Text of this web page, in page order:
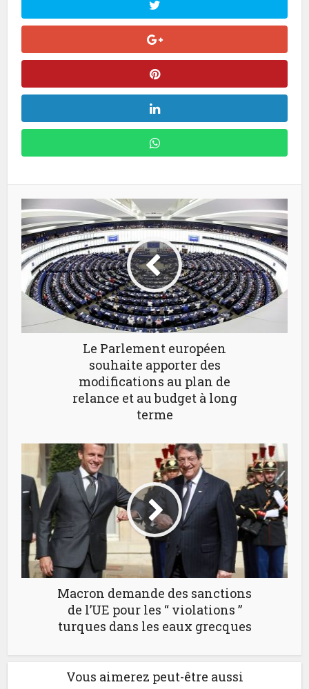
Le Parlement européen
souhaite apporter des
modifications au plan de
relance et au budget à long
terme
Macron demande des sanctions
de l’UE pour les “ violations ”
turques dans les eaux grecques
Vous aimerez peut-être aussi